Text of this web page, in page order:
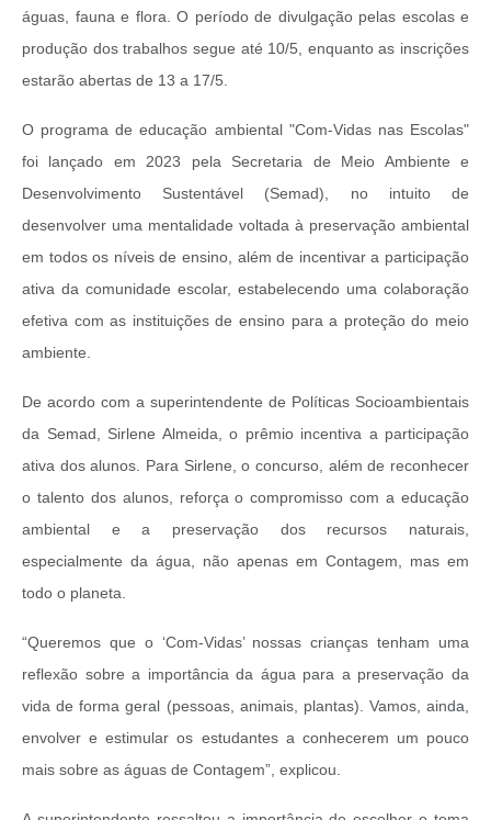
águas, fauna e flora. O período de divulgação pelas escolas e
produção dos trabalhos segue até 10/5, enquanto as inscrições
estarão abertas de 13 a 17/5.
O programa de educação ambiental "Com-Vidas nas Escolas"
foi lançado em 2023 pela Secretaria de Meio Ambiente e
Desenvolvimento Sustentável (Semad), no intuito de
desenvolver uma mentalidade voltada à preservação ambiental
em todos os níveis de ensino, além de incentivar a participação
ativa da comunidade escolar, estabelecendo uma colaboração
efetiva com as instituições de ensino para a proteção do meio
ambiente.
De acordo com a superintendente de Políticas Socioambientais
da Semad, Sirlene Almeida, o prêmio incentiva a participação
ativa dos alunos. Para Sirlene, o concurso, além de reconhecer
o talento dos alunos, reforça o compromisso com a educação
ambiental e a preservação dos recursos naturais,
especialmente da água, não apenas em Contagem, mas em
todo o planeta.
“Queremos que o ‘Com-Vidas’ nossas crianças tenham uma
reflexão sobre a importância da água para a preservação da
vida de forma geral (pessoas, animais, plantas). Vamos, ainda,
envolver e estimular os estudantes a conhecerem um pouco
mais sobre as águas de Contagem”, explicou.